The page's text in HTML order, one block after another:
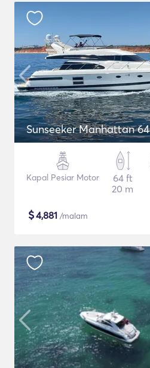
Sunseeker Manhattan 64
Kapal Pesiar Motor
64 ft
20 m
$4,881 /malam